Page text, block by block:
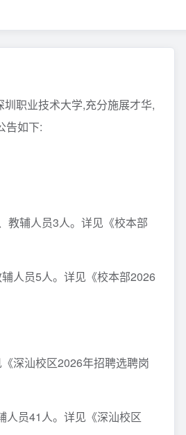
职业技术大学,充分施展才华,
告如下:
教辅人员3人。详见《校本部
人员5人。详见《校本部2026
深汕校区2026年招聘选聘岗
人员41人。详见《深汕校区